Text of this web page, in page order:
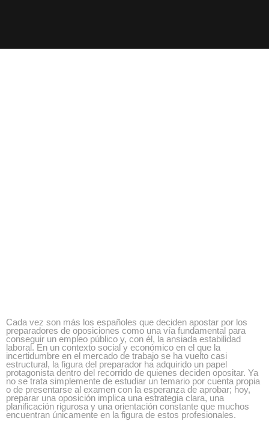
Cada vez son más los españoles que deciden apostar por los
preparadores de oposiciones como una vía fundamental para
conseguir un empleo público y, con él, la ansiada estabilidad
laboral. En un contexto social y económico en el que la
incertidumbre en el mercado de trabajo se ha vuelto casi
estructural, la figura del preparador ha adquirido un papel
protagonista dentro del recorrido de quienes deciden opositar. Ya
no se trata simplemente de estudiar un temario por cuenta propia
o de presentarse al examen con la esperanza de aprobar; hoy,
preparar una oposición implica una estrategia clara, una
planificación rigurosa y una orientación constante que muchos
encuentran únicamente en la figura de estos profesionales.